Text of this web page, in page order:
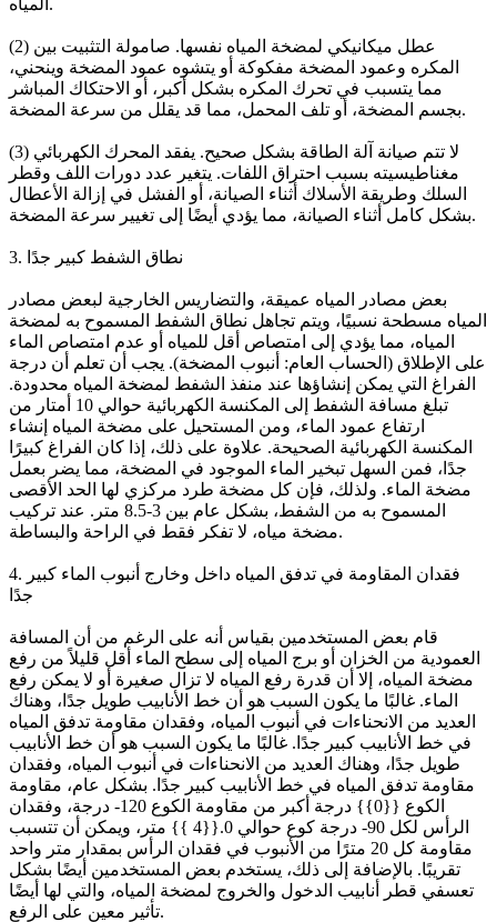
(2) عطل ميكانيكي لمضخة المياه نفسها. صامولة التثبيت بين
المكره وعمود المضخة مفكوكة أو يتشوه عمود المضخة وينحني،
مما يتسبب في تحرك المكره بشكل أكبر، أو الاحتكاك المباشر
بجسم المضخة، أو تلف المحمل، مما قد يقلل من سرعة المضخة.
(3) لا تتم صيانة آلة الطاقة بشكل صحيح. يفقد المحرك الكهربائي
مغناطيسيته بسبب احتراق اللفات. يتغير عدد دورات اللف وقطر
السلك وطريقة الأسلاك أثناء الصيانة، أو الفشل في إزالة الأعطال
بشكل كامل أثناء الصيانة، مما يؤدي أيضًا إلى تغيير سرعة المضخة.
3. نطاق الشفط كبير جدًا
بعض مصادر المياه عميقة، والتضاريس الخارجية لبعض مصادر
المياه مسطحة نسبيًا، ويتم تجاهل نطاق الشفط المسموح به لمضخة
المياه، مما يؤدي إلى امتصاص أقل للمياه أو عدم امتصاص الماء
على الإطلاق (الحساب العام: أنبوب المضخة). يجب أن تعلم أن درجة
الفراغ التي يمكن إنشاؤها عند منفذ الشفط لمضخة المياه محدودة.
تبلغ مسافة الشفط إلى المكنسة الكهربائية حوالي 10 أمتار من
ارتفاع عمود الماء، ومن المستحيل على مضخة المياه إنشاء
المكنسة الكهربائية الصحيحة. علاوة على ذلك، إذا كان الفراغ كبيرًا
جدًا، فمن السهل تبخير الماء الموجود في المضخة، مما يضر بعمل
مضخة الماء. ولذلك، فإن كل مضخة طرد مركزي لها الحد الأقصى
المسموح به من الشفط، بشكل عام بين 3-8.5 متر. عند تركيب
مضخة مياه، لا تفكر فقط في الراحة والبساطة.
4. فقدان المقاومة في تدفق المياه داخل وخارج أنبوب الماء كبير
جدًا
قام بعض المستخدمين بقياس أنه على الرغم من أن المسافة
العمودية من الخزان أو برج المياه إلى سطح الماء أقل قليلاً من رفع
مضخة المياه، إلا أن قدرة رفع المياه لا تزال صغيرة أو لا يمكن رفع
الماء. غالبًا ما يكون السبب هو أن خط الأنابيب طويل جدًا، وهناك
العديد من الانحناءات في أنبوب المياه، وفقدان مقاومة تدفق المياه
في خط الأنابيب كبير جدًا. غالبًا ما يكون السبب هو أن خط الأنابيب
طويل جدًا، وهناك العديد من الانحناءات في أنبوب المياه، وفقدان
مقاومة تدفق المياه في خط الأنابيب كبير جدًا. بشكل عام، مقاومة
الكوع {{0}} درجة أكبر من مقاومة الكوع 120- درجة، وفقدان
الرأس لكل 90- درجة كوع حوالي 0.{{4 }} متر، ويمكن أن تتسبب
مقاومة كل 20 مترًا من الأنبوب في فقدان الرأس بمقدار متر واحد
تقريبًا. بالإضافة إلى ذلك، يستخدم بعض المستخدمين أيضًا بشكل
تعسفي قطر أنابيب الدخول والخروج لمضخة المياه، والتي لها أيضًا
تأثير معين على الرفع.